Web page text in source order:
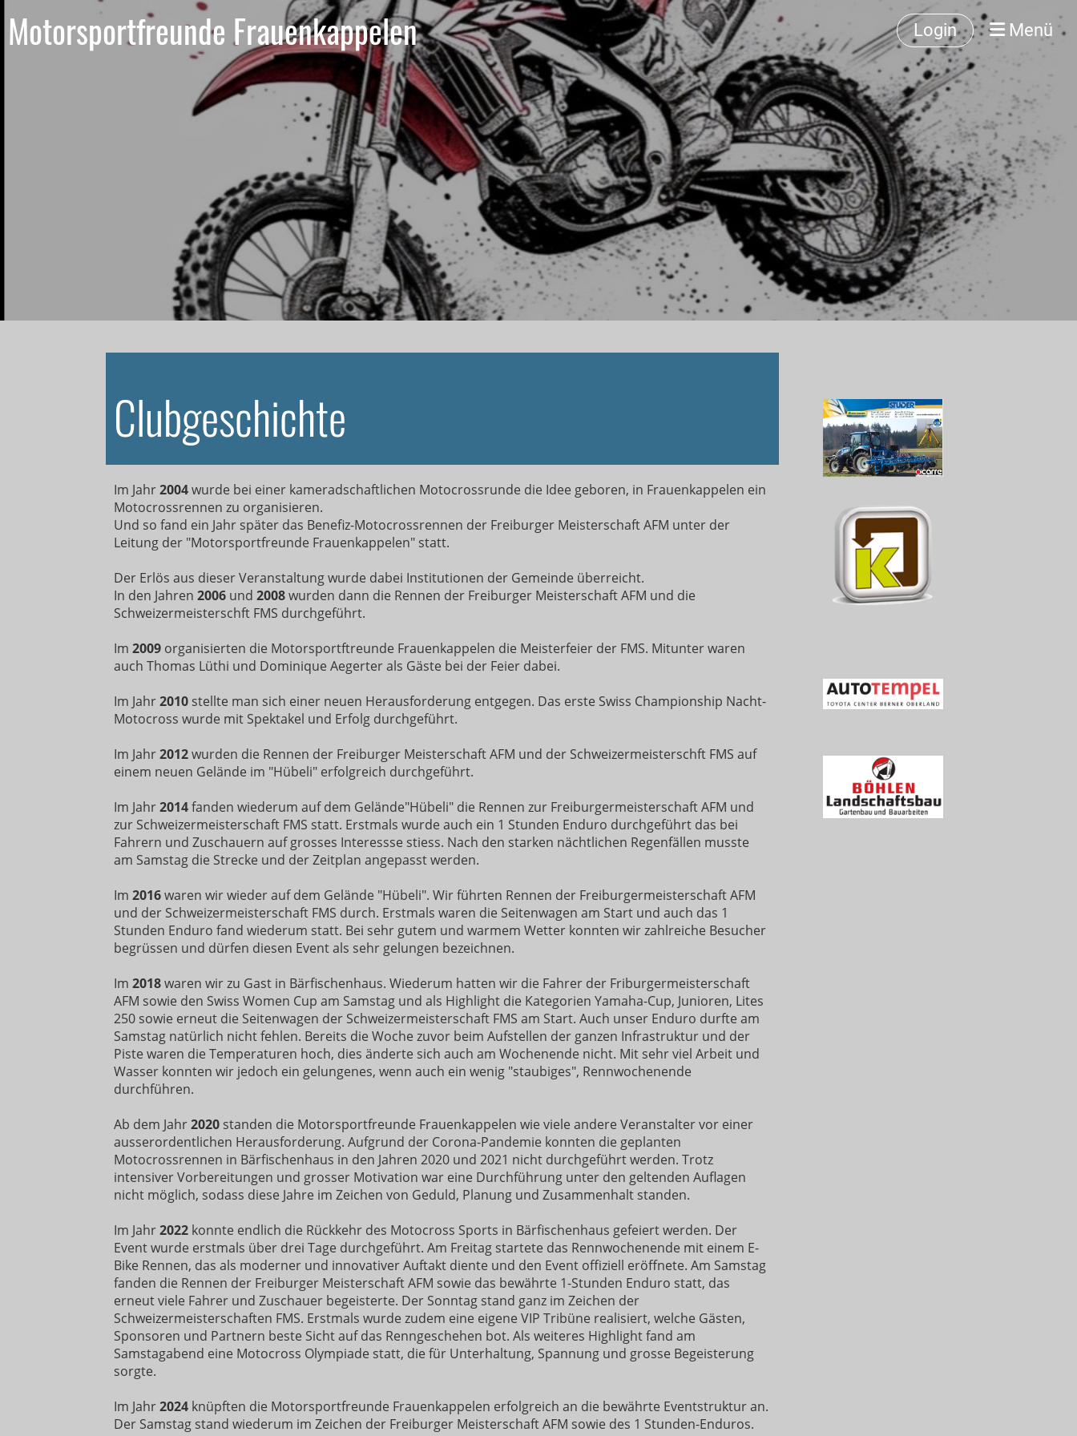
Motorsportfreunde Frauenkappelen Login Menü
Clubgeschichte
Im Jahr2004wurde bei einer kameradschaftlichen Motocrossrunde die Idee geboren, in Frauenkappelen ein
Motocrossrennen zu organisieren.
Und so fand ein Jahr später das Benefiz-Motocrossrennen der Freiburger Meisterschaft AFM unter der
Leitung der "Motorsportfreunde Frauenkappelen" statt.
Der Erlös aus dieser Veranstaltung wurde dabei Institutionen der Gemeinde überreicht.
In den Jahren 2006 und 2008wurden dann die Rennen der Freiburger Meisterschaft AFM und die
Schweizermeisterschft FMS durchgeführt.
Im 2009 organisierten die Motorsportftreunde Frauenkappelen die Meisterfeier der FMS. Mitunter waren
auch Thomas Lüthi und Dominique Aegerter als Gäste bei der Feier dabei.
Im Jahr2010 stellte man sich einer neuen Herausforderung entgegen. Das erste Swiss Championship Nacht-
Motocross wurde mit Spektakel und Erfolg durchgeführt.
Im Jahr2012wurden die Rennen der Freiburger Meisterschaft AFM und der Schweizermeisterschft FMS auf
einem neuen Gelände im "Hübeli" erfolgreich durchgeführt.
Im Jahr2014fanden wiederum auf dem Gelände"Hübeli" die Rennen zur Freiburgermeisterschaft AFM und
zur Schweizermeisterschaft FMS statt. Erstmals wurde auch ein 1 Stunden Enduro durchgeführt das bei
Fahrern und Zuschauern auf grosses Interessse stiess. Nach den starken nächtlichen Regenfällen musste
am Samstag die Strecke und der Zeitplan angepasst werden.
Im 2016waren wir wieder auf dem Gelände "Hübeli". Wir führten Rennen der Freiburgermeisterschaft AFM
und der Schweizermeisterschaft FMS durch. Erstmals waren die Seitenwagen am Start und auch das 1
Stunden Enduro fand wiederum statt. Bei sehr gutem und warmem Wetter konnten wir zahlreiche Besucher
begrüssen und dürfen diesen Event als sehr gelungen bezeichnen.
Im 2018waren wir zu Gast in Bärfischenhaus. Wiederum hatten wir die Fahrer der Friburgermeisterschaft
AFM sowie den Swiss Women Cup am Samstag und als Highlight die Kategorien Yamaha-Cup, Junioren, Lites
250 sowie erneut die Seitenwagen der Schweizermeisterschaft FMS am Start. Auch unser Enduro durfte am
Samstag natürlich nicht fehlen. Bereits die Woche zuvor beim Aufstellen der ganzen Infrastruktur und der
Piste waren die Temperaturen hoch, dies änderte sich auch am Wochenende nicht. Mit sehr viel Arbeit und
Wasser konnten wir jedoch ein gelungenes, wenn auch ein wenig "staubiges", Rennwochenende
durchführen.
Ab dem Jahr2020 standen die Motorsportfreunde Frauenkappelen wie viele andere Veranstalter vor einer
ausserordentlichen Herausforderung. Aufgrund der Corona-Pandemie konnten die geplanten
Motocrossrennen in Bärfischenhaus in den Jahren 2020 und 2021 nicht durchgeführt werden. Trotz
intensiver Vorbereitungen und grosser Motivation war eine Durchführung unter den geltenden Auflagen
nicht möglich, sodass diese Jahre im Zeichen von Geduld, Planung und Zusammenhalt standen.
Im Jahr2022 konnte endlich die Rückkehr des Motocross Sports in Bärfischenhaus gefeiert werden. Der
Event wurde erstmals über drei Tage durchgeführt. Am Freitag startete das Rennwochenende mit einem E-
Bike Rennen, das als moderner und innovativer Auftakt diente und den Event offiziell eröffnete. Am Samstag
fanden die Rennen der Freiburger Meisterschaft AFM sowie das bewährte 1-Stunden Enduro statt, das
erneut viele Fahrer und Zuschauer begeisterte. Der Sonntag stand ganz im Zeichen der
Schweizermeisterschaften FMS. Erstmals wurde zudem eine eigene VIP Tribüne realisiert, welche Gästen,
Sponsoren und Partnern beste Sicht auf das Renngeschehen bot. Als weiteres Highlight fand am
Samstagabend eine Motocross Olympiade statt, die für Unterhaltung, Spannung und grosse Begeisterung
sorgte.
Im Jahr2024 knüpften die Motorsportfreunde Frauenkappelen erfolgreich an die bewährte Eventstruktur an.
Der Samstag stand wiederum im Zeichen der Freiburger Meisterschaft AFM sowie des 1 Stunden-Enduros.